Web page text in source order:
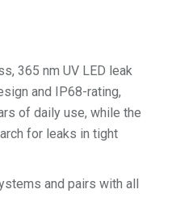
365 nm UV LED leak
and IP68-rating,
of daily use, while the
for leaks in tight
and pairs with all